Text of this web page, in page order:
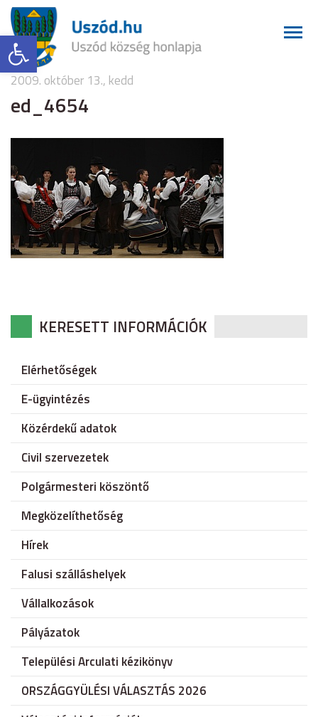
Eszköztár megnyitása
2009. október 13., kedd
ed_4654
KERESETT INFORMÁCIÓK
Elérhetőségek
E-ügyintézés
Közérdekű adatok
Civil szervezetek
Polgármesteri köszöntő
Megközelíthetőség
Hírek
Falusi szálláshelyek
Vállalkozások
Pályázatok
Települési Arculati kézikönyv
ORSZÁGGYÜLÉSI VÁLASZTÁS 2026